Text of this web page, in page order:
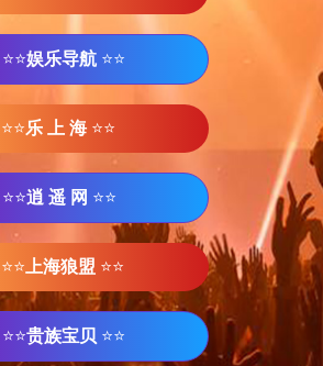
⭐⭐娱乐导航 ⭐⭐
⭐⭐乐 上 海 ⭐⭐
⭐⭐逍 遥 网 ⭐⭐
⭐⭐ 上海狼盟 ⭐⭐
⭐⭐贵族宝贝 ⭐⭐